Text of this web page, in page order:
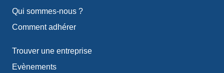
Qui sommes-nous ?
Comment adhérer
Trouver une entreprise
Evènements